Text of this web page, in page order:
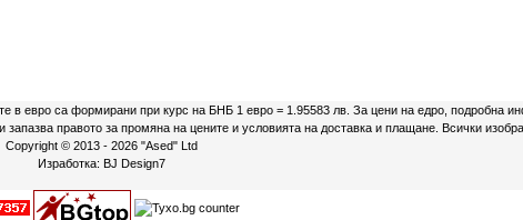
в евро са формирани при курс на БНБ 1 евро = 1.95583 лв. За цени на едро, подробна
правото за промяна на цените и условията на доставка и плащане. Всички
Copyright © 2013 - 2026 "Ased" Ltd
Изработка: BJ Design7